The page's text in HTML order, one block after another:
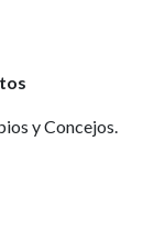
y Concejos.